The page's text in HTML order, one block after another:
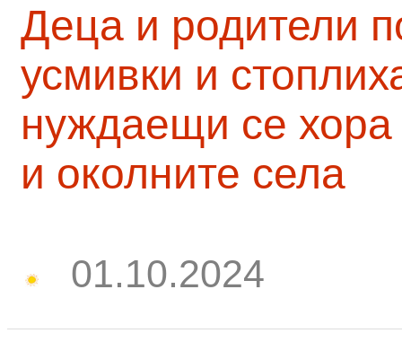
Деца и родители
усмивки и
нуждаещи се
и околните села
01.10.2024